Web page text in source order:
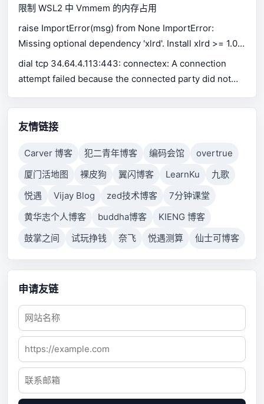
限制 WSL2 中 Vmmem 的内存占用
raise ImportError(msg) from None ImportError:
Missing optional dependency 'xlrd'. Install xlrd >= 1.0.0
for Excel support Use pip or conda to install xlrd.
dial tcp 34.64.4.113:443: connectex: A connection
attempt failed because the connected party did not
connection failed because connected host has failed
to respond.
友情链接
Carver 博客 犯二青年博客 编码会馆
overtrue
厦门活地图
裸皮狗 翼闪博客 LearnKu
九歌
悦遇
Vijay Blog zed技术博客
7分钟课堂
黄华志个人博客
buddha博客
KIENG 博客
鼓掌之间
试玩挣钱 奈飞 悦遇测算 仙士可博客
申请友链